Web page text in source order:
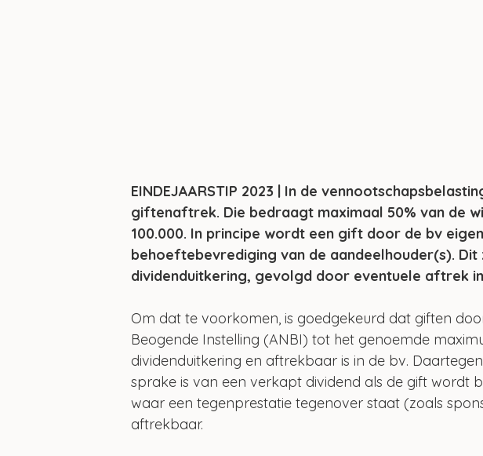
EINDEJAARSTIP 2023 | In de
giftenaftrek. Die bedraagt maximaal 50% van de
100.000. In principe wordt een gift door de bv
behoeftebevrediging van de aandeelhouder(s).
dividenduitkering, gevolgd door eventuele aftrek
Om dat te voorkomen, is goedgekeurd dat giften
Beogende Instelling (ANBI) tot het genoemde
dividenduitkering en aftrekbaar is in de bv.
sprake is van een verkapt dividend als de gift wordt
waar een tegenprestatie tegenover staat (zoals
aftrekbaar.